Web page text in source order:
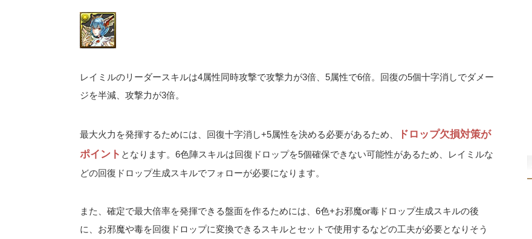
レイミルのリーダースキルは4属性同時攻撃で攻撃力が3倍、5属性で6倍。回復の5個十字消しでダメー
ジを半減、攻撃力が3倍。
最大火力を発揮するためには、回復十字消し+5属性を決める必要があるため、
ドロップ欠損対策が
ポイント となります。6色陣スキルは回復ドロップを5個確保できない可能性があるため、レイミルな
どの回復ドロップ生成スキルでフォローが必要になります。
また、確定で最大倍率を発揮できる盤面を作るためには、6色+お邪魔or毒ドロップ生成スキルの後
に、お邪魔や毒を回復ドロップに変換できるスキルとセットで使用するなどの工夫が必要となりそう